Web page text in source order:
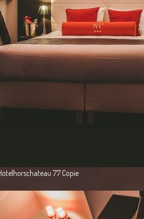
77 Copie